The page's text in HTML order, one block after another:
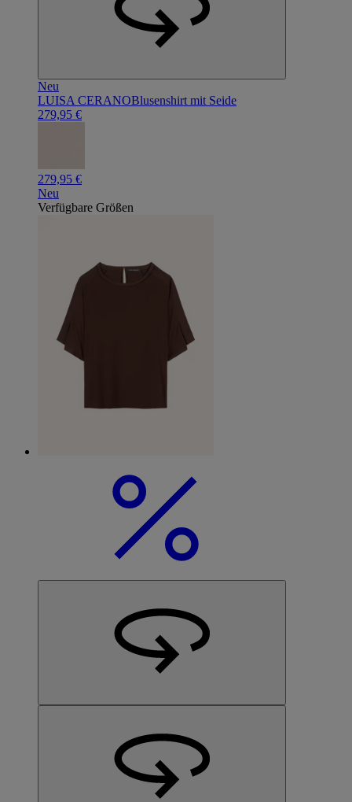
Neu
LUISA CERANOBlusenshirt mit Seide
279,95 €
279,95 €
Neu
Verfügbare Größen